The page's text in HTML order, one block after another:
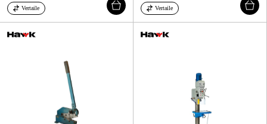
Vertaile Vertaile